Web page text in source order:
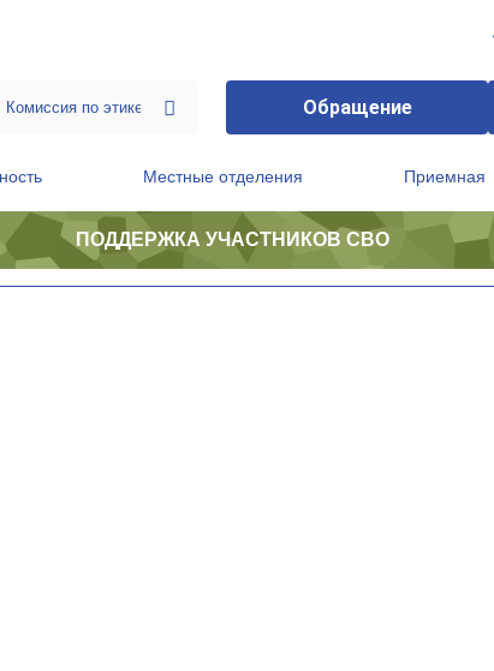
Обращение
Местные отделения Приемная
ПОДДЕРЖКА УЧАСТНИКОВ СВО